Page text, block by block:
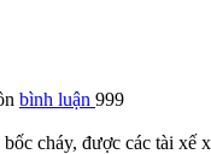
bình luận 999
cháy, được các tài xế